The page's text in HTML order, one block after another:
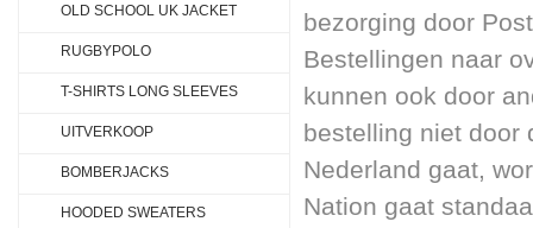
bezorging door
Bestellingen naar
kunnen ook door
bestelling niet door
Nederland gaat,
Nation gaat
OLD SCHOOL UK JACKET
RUGBYPOLO
T-SHIRTS LONG SLEEVES
UITVERKOOP
BOMBERJACKS
HOODED SWEATERS